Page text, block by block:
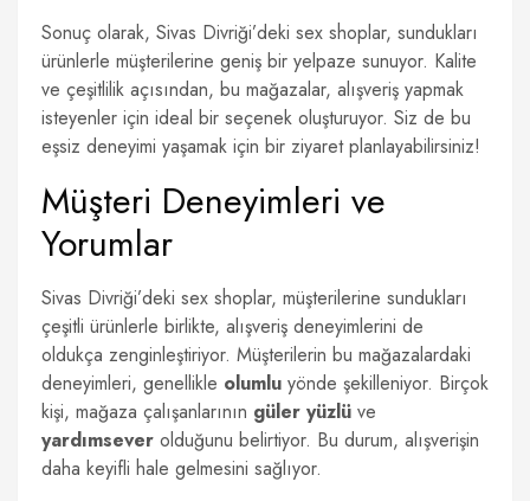
Sonuç olarak, Sivas Divriği’deki sex shoplar, sundukları
ürünlerle müşterilerine geniş bir yelpaze sunuyor. Kalite
ve çeşitlilik açısından, bu mağazalar, alışveriş yapmak
isteyenler için ideal bir seçenek oluşturuyor. Siz de bu
eşsiz deneyimi yaşamak için bir ziyaret planlayabilirsiniz!
Müşteri Deneyimleri ve
Yorumlar
Sivas Divriği’deki sex shoplar, müşterilerine sundukları
çeşitli ürünlerle birlikte, alışveriş deneyimlerini de
oldukça zenginleştiriyor. Müşterilerin bu mağazalardaki
deneyimleri, genellikle olumlu yönde şekilleniyor. Birçok
kişi, mağaza çalışanlarının güler yüzlü ve
yardımsever olduğunu belirtiyor. Bu durum, alışverişin
daha keyifli hale gelmesini sağlıyor.